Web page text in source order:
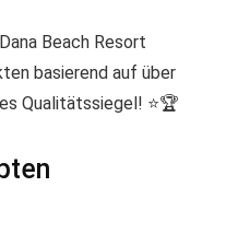
Beach Resort
basierend auf über
Qualitätssiegel! ⭐️🏆